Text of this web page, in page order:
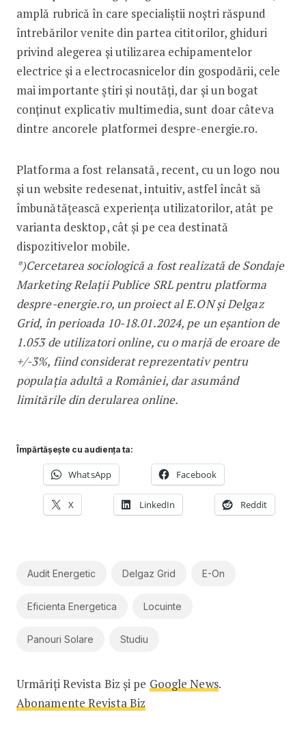
amplă rubrică în care specialiștii noștri răspund
întrebărilor venite din partea cititorilor, ghiduri
privind alegerea și utilizarea echipamentelor
electrice și a electrocasnicelor din gospodării, cele
mai importante știri și noutăți, dar și un bogat
conținut explicativ multimedia, sunt doar câteva
dintre ancorele platformei despre-energie.ro.
Platforma a fost relansată, recent, cu un logo nou
și un website redesenat, intuitiv, astfel încât să
îmbunătățească experiența utilizatorilor, atât pe
varianta desktop, cât și pe cea destinată
dispozitivelor mobile.
*)Cercetarea sociologică a fost realizată de Sondaje
Marketing Relaţii Publice SRL pentru platforma
despre-energie.ro, un proiect al E.ON și Delgaz
Grid, în perioada 10-18.01.2024, pe un eșantion de
1.053 de utilizatori online, cu o marjă de eroare de
+/-3%, fiind considerat reprezentativ pentru
populația adultă a României, dar asumând
limitările din derularea online.
Împărtășește cu audiența ta:
WhatsApp Facebook
X LinkedIn Reddit
Audit Energetic Delgaz Grid E-On
Eficienta Energetica Locuinte
Panouri Solare Studiu
Urmăriți Revista Biz și pe Google News.
Abonamente Revista Biz